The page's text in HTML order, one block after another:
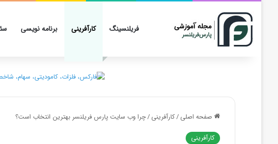
فریلنسینگ کارآفرینی برنامه نویسی
صفحه اصلی/کارآفرینی/چرا وب سایت پارس فریلنسر بهترین انتخاب است؟
کارآفرینی